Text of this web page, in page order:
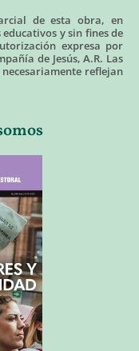
de esta obra, en
y sin fines de
expresa por
de Jesús, A.R. Las
reflejan